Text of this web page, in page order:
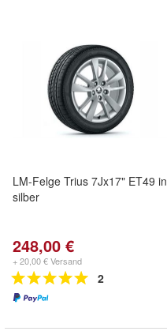
LM-Felge Trius 7Jx17" ET49 in
silber
248,00 €
+ 20,00 € Versand
2